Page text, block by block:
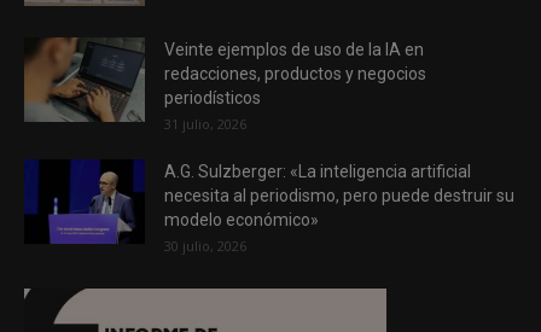
Veinte ejemplos de uso de la IA en
redacciones, productos y negocios
periodísticos
31 julio, 2026
A.G. Sulzberger: «La inteligencia artificial
necesita al periodismo, pero puede destruir su
modelo económico»
30 julio, 2026